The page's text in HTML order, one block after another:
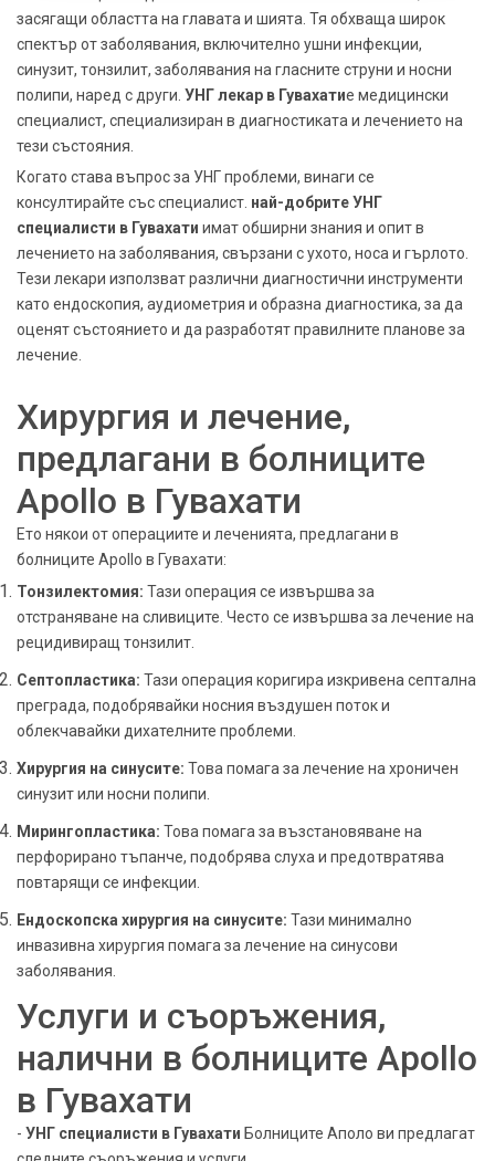
засягащи областта на главата и шията. Тя обхваща широк
спектър от заболявания, включително ушни инфекции,
синузит, тонзилит, заболявания на гласните струни и носни
полипи, наред с други. УНГ лекар в Гувахатие медицински
специалист, специализиран в диагностиката и лечението на
тези състояния.
Когато става въпрос за УНГ проблеми, винаги се
консултирайте със специалист. най-добрите УНГ
специалисти в Гувахати имат обширни знания и опит в
лечението на заболявания, свързани с ухото, носа и гърлото.
Тези лекари използват различни диагностични инструменти
като ендоскопия, аудиометрия и образна диагностика, за да
оценят състоянието и да разработят правилните планове за
лечение.
Хирургия и лечение,
предлагани в болниците
Apollo в Гувахати
Ето някои от операциите и леченията, предлагани в
болниците Apollo в Гувахати:
Тонзилектомия: Тази операция се извършва за
отстраняване на сливиците. Често се извършва за лечение на
рецидивиращ тонзилит.
Септопластика: Тази операция коригира изкривена септална
преграда, подобрявайки носния въздушен поток и
облекчавайки дихателните проблеми.
Хирургия на синусите: Това помага за лечение на хроничен
синузит или носни полипи.
Мирингопластика: Това помага за възстановяване на
перфорирано тъпанче, подобрява слуха и предотвратява
повтарящи се инфекции.
Ендоскопска хирургия на синусите: Тази минимално
инвазивна хирургия помага за лечение на синусови
заболявания.
Услуги и съоръжения,
налични в болниците Apollo
в Гувахати
- УНГ специалисти в Гувахати Болниците Аполо ви предлагат